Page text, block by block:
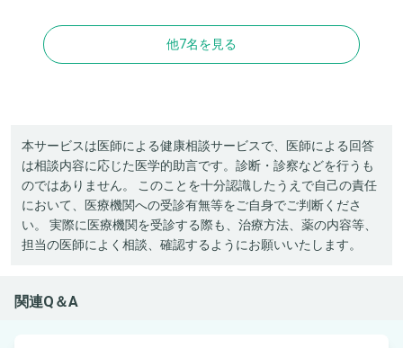
他7名を見る
本サービスは医師による健康相談サービスで、医師による回答
は相談内容に応じた医学的助言です。診断・診察などを行うも
のではありません。 このことを十分認識したうえで自己の責任
において、医療機関への受診有無等をご自身でご判断くださ
い。 実際に医療機関を受診する際も、治療方法、薬の内容等、
担当の医師によく相談、確認するようにお願いいたします。
関連Q＆A